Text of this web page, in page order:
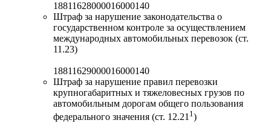
18811628000016000140
Штраф за нарушение законодательства о
государственном контроле за осуществлением
международных автомобильных перевозок (ст.
11.23)
18811629000016000140
Штраф за нарушение правил перевозки
крупногабаритных и тяжеловесных грузов по
автомобильным дорогам общего пользования
федерального значения (ст. 12.211)